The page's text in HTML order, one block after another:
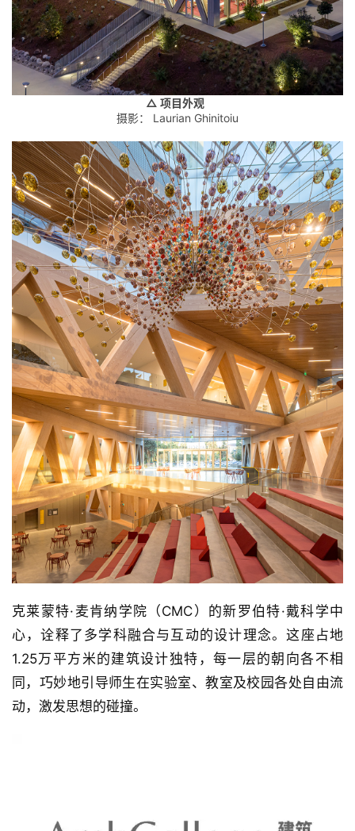
△ 项目外观
摄影： Laurian Ghinitoiu
克莱蒙特·麦肯纳学院（CMC）的新罗伯特·戴科学中
心，诠释了多学科融合与互动的设计理念。这座占地
1.25万平方米的建筑设计独特，每一层的朝向各不相
同，巧妙地引导师生在实验室、教室及校园各处自由流
动，激发思想的碰撞。